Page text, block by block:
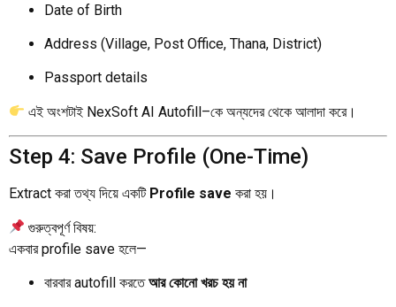
Date of Birth
Address (Village, Post Office, Thana, District)
Passport details
এই অংশটাই NexSoft AI Autofill–কে অন্যদের থেকে আলাদা করে।
Step 4: Save Profile (One-Time)
Extract করা তথ্য দিয়ে একটি Profile save করা হয়।
গুরুত্বপূর্ণ বিষয়:
একবার profile save হলে—
বারবার autofill করতেআর কোনো খরচ হয় না